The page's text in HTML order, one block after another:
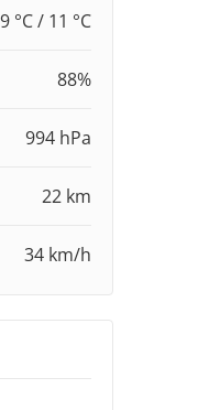
9 °C / 11 °C
88%
994 hPa
22 km
34 km/h